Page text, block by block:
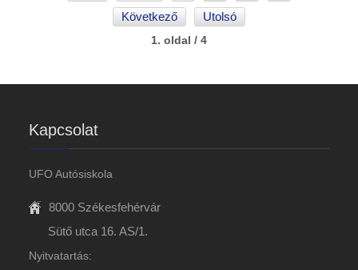
Következő Utolsó
1. oldal / 4
Kapcsolat
UFO Autósiskola
8000 Székesfehérvár
Sütő utca 16. AS/1.
Nyitvatartás: